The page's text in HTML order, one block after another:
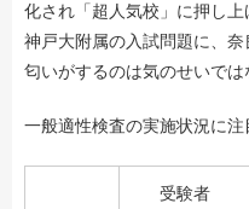
化され「超人気校」に押し上
神戸大附属の入試問題に、
匂いがするのは気のせいでは
一般適性検査の実施状況に注
受験者